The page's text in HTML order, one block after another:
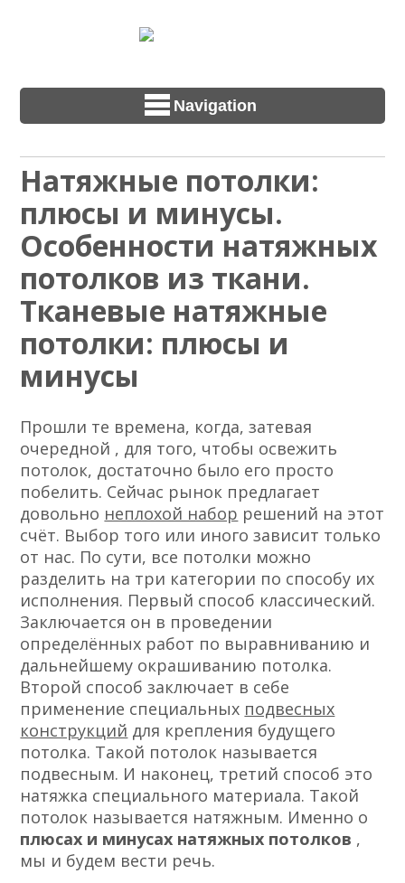
Navigation
Натяжные потолки:
плюсы и минусы.
Особенности натяжных
потолков из ткани.
Тканевые натяжные
потолки: плюсы и
минусы
Прошли те времена, когда, затевая
очередной , для того, чтобы освежить
потолок, достаточно было его просто
побелить. Сейчас рынок предлагает
довольно неплохой набор решений на этот
счёт. Выбор того или иного зависит только
от нас. По сути, все потолки можно
разделить на три категории по способу их
исполнения. Первый способ классический.
Заключается он в проведении
определённых работ по выравниванию и
дальнейшему окрашиванию потолка.
Второй способ заключает в себе
применение специальных подвесных
конструкций для крепления будущего
потолка. Такой потолок называется
подвесным. И наконец, третий способ это
натяжка специального материала. Такой
потолок называется натяжным. Именно о
плюсах и минусах натяжных потолков ,
мы и будем вести речь.